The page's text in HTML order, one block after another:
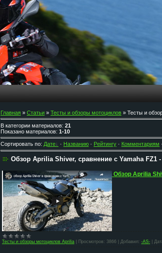
Главная » Статьи » Тесты и обзоры мотоциклов » Тесты и
В категории материалов: 21
Показано материалов: 1-10
Сортировать по: Дате · Названию · Рейтингу · Комментариям ·
Обзор Aprilia Shiver, сравнение с Yamaha FZ1
Обзор Aprilia
Тесты и обзоры мотоциклов Aprilia Просмотров: 3866 Добавил: -AS-